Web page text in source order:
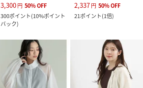
3,300円 50%OFF
300ポイント(10%ポイント
バック)
2,337円 50%OFF
21ポイント(1倍)